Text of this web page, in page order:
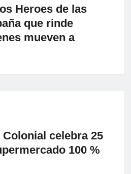
Heroes de las
que rinde
mueven a
celebra 25
100 %